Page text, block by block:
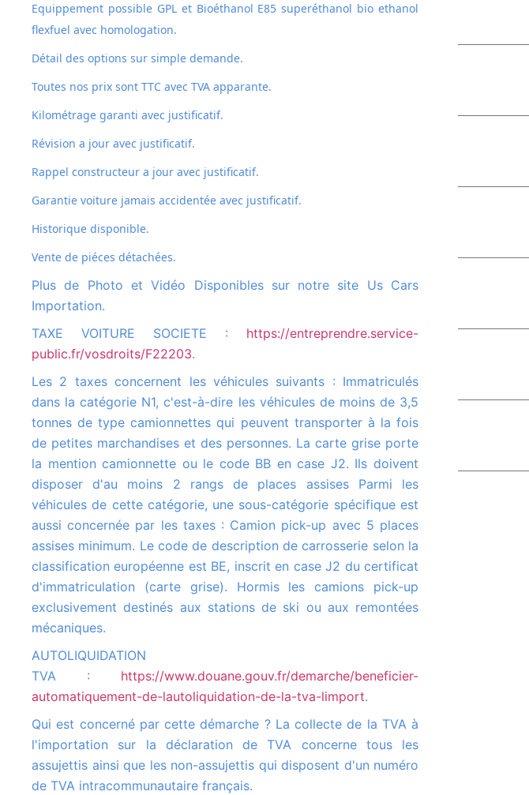
Equippement possible GPL et Bioéthanol E85 superéthanol bio ethanol
flexfuel avec homologation.
Détail des options sur simple demande.
Toutes nos prix sont TTC avec TVA apparante.
Kilométrage garanti avec justificatif.
Révision a jour avec justificatif.
Rappel constructeur a jour avec justificatif.
Garantie voiture jamais accidentée avec justificatif.
Historique disponible.
Vente de piéces détachées.
Plus de Photo et Vidéo Disponibles sur notre site Us Cars
Importation.
TAXE VOITURE SOCIETE : https://entreprendre.service-
public.fr/vosdroits/F22203.
Les 2 taxes concernent les véhicules suivants : Immatriculés
dans la catégorie N1, c'est-à-dire les véhicules de moins de 3,5
tonnes de type camionnettes qui peuvent transporter à la fois
de petites marchandises et des personnes. La carte grise porte
la mention camionnette ou le code BB en case J2. Ils doivent
disposer d'au moins 2 rangs de places assises Parmi les
véhicules de cette catégorie, une sous-catégorie spécifique est
aussi concernée par les taxes : Camion pick-up avec 5 places
assises minimum. Le code de description de carrosserie selon la
classification européenne est BE, inscrit en case J2 du certificat
d'immatriculation (carte grise). Hormis les camions pick-up
exclusivement destinés aux stations de ski ou aux remontées
mécaniques.
AUTOLIQUIDATION
TVA : https://www.douane.gouv.fr/demarche/beneficier-
automatiquement-de-lautoliquidation-de-la-tva-limport.
Qui est concerné par cette démarche ? La collecte de la TVA à
l'importation sur la déclaration de TVA concerne tous les
assujettis ainsi que les non-assujettis qui disposent d'un numéro
de TVA intracommunautaire français.